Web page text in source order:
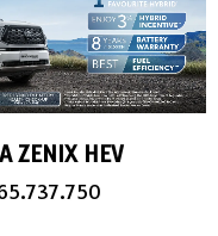
ZENIX HEV